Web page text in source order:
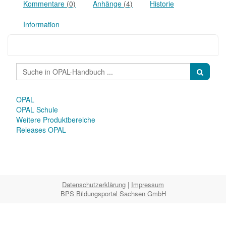
Kommentare (0) Anhänge (4) Historie
Information
OPAL
OPAL Schule
Weitere Produktbereiche
Releases OPAL
Datenschutzerklärung | Impressum
BPS Bildungsportal Sachsen GmbH